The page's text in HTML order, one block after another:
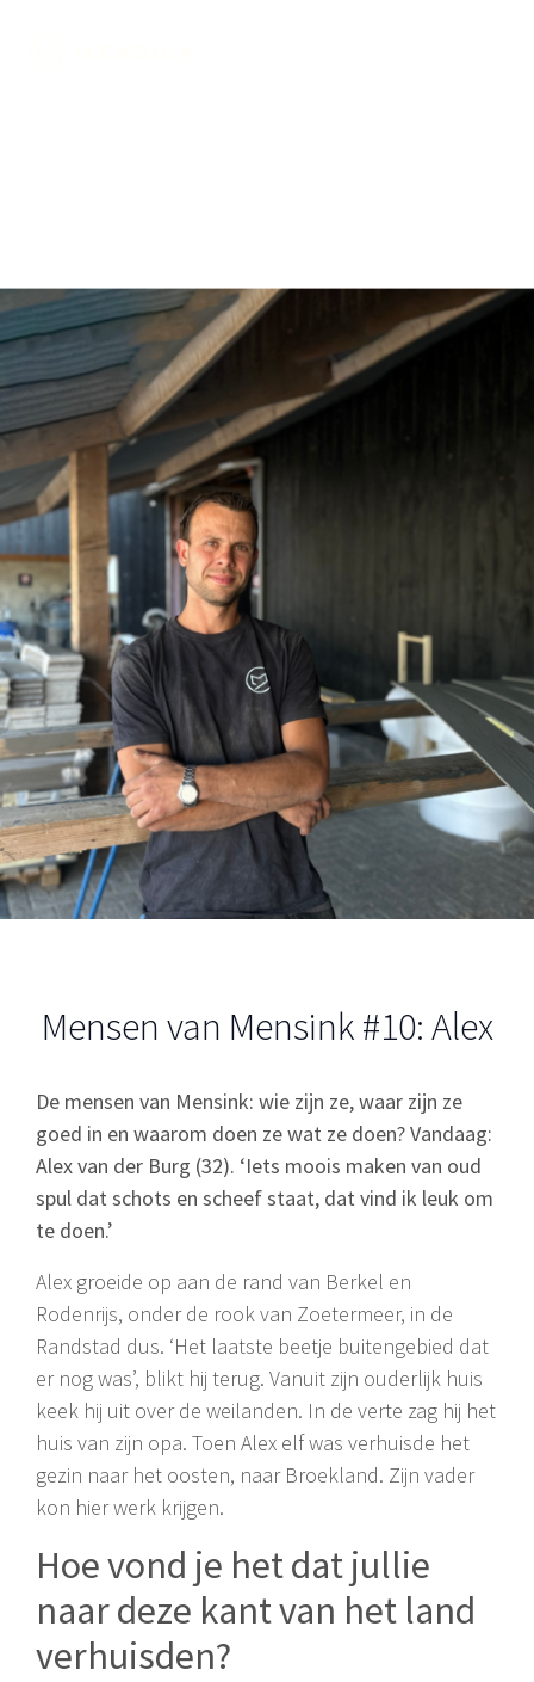
Mensen van Mensink #10: Alex
De mensen van Mensink: wie zijn ze, waar zijn ze
goed in en waarom doen ze wat ze doen? Vandaag:
Alex van der Burg (32). ‘Iets moois maken van oud
spul dat schots en scheef staat, dat vind ik leuk om
te doen.’
Alex groeide op aan de rand van Berkel en
Rodenrijs, onder de rook van Zoetermeer, in de
Randstad dus. ‘Het laatste beetje buitengebied dat
er nog was’, blikt hij terug. Vanuit zijn ouderlijk huis
keek hij uit over de weilanden. In de verte zag hij het
huis van zijn opa. Toen Alex elf was verhuisde het
gezin naar het oosten, naar Broekland. Zijn vader
kon hier werk krijgen.
Hoe vond je het dat jullie
naar deze kant van het land
verhuisden?